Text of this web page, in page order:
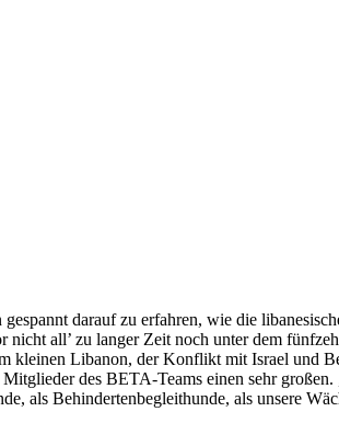
darauf zu erfahren, wie die
all’ zu langer Zeit noch unter dem
kleinen Libanon, der Konflikt mit Israel und
des BETA-Teams einen sehr
als Behindertenbegleithunde, als unsere